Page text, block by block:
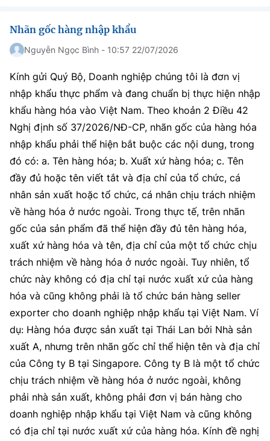
Nhãn gốc hàng nhập khẩu
Nguyễn Ngọc Bình - 10:57 22/07/2026
Kính gửi Quý Bộ, Doanh nghiệp chúng tôi là đơn vị
nhập khẩu thực phẩm và đang chuẩn bị thực hiện nhập
khẩu hàng hóa vào Việt Nam. Theo khoản 2 Điều 42
Nghị định số 37/2026/NĐ-CP, nhãn gốc của hàng hóa
nhập khẩu phải thể hiện bắt buộc các nội dung, trong
đó có: a. Tên hàng hóa; b. Xuất xứ hàng hóa; c. Tên
đầy đủ hoặc tên viết tắt và địa chỉ của tổ chức, cá
nhân sản xuất hoặc tổ chức, cá nhân chịu trách nhiệm
về hàng hóa ở nước ngoài. Trong thực tế, trên nhãn
gốc của sản phẩm đã thể hiện đầy đủ tên hàng hóa,
xuất xứ hàng hóa và tên, địa chỉ của một tổ chức chịu
trách nhiệm về hàng hóa ở nước ngoài. Tuy nhiên, tổ
chức này không có địa chỉ tại nước xuất xứ của hàng
hóa và cũng không phải là tổ chức bán hàng seller
exporter cho doanh nghiệp nhập khẩu tại Việt Nam. Ví
dụ: Hàng hóa được sản xuất tại Thái Lan bởi Nhà sản
xuất A, nhưng trên nhãn gốc chỉ thể hiện tên và địa chỉ
của Công ty B tại Singapore. Công ty B là một tổ chức
chịu trách nhiệm về hàng hóa ở nước ngoài, không
phải nhà sản xuất, không phải đơn vị bán hàng cho
doanh nghiệp nhập khẩu tại Việt Nam và cũng không
có địa chỉ tại nước xuất xứ của hàng hóa. Kính đề nghị